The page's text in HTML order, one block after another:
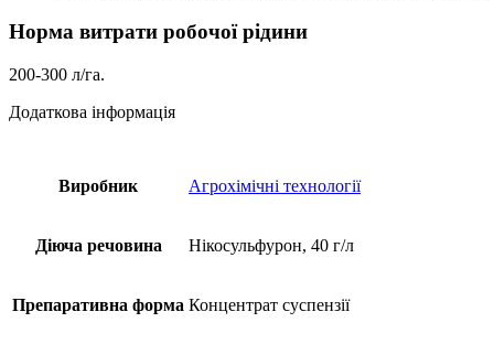
Норма витрати робочої рідини
200-300 л/га.
Додаткова інформація
Виробник Агрохімічні технології
Діюча речовина Нікосульфурон, 40 г/л
Препаративна форма Концентрат суспензії